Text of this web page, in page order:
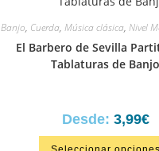
Banjo, Cuerda, Música clásica, Nivel
El Barbero de Sevilla
Tablaturas de Banjo
Desde: 3,99€